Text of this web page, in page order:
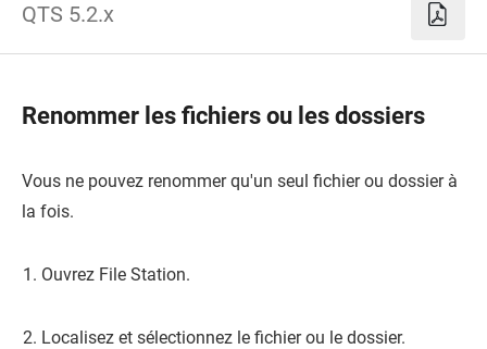
QTS 5.2.x
Renommer les fichiers ou les dossiers
Vous ne pouvez renommer qu'un seul fichier ou dossier à
la fois.
Ouvrez File Station.
Localisez et sélectionnez le fichier ou le dossier.